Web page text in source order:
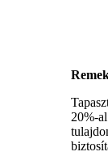
20%-